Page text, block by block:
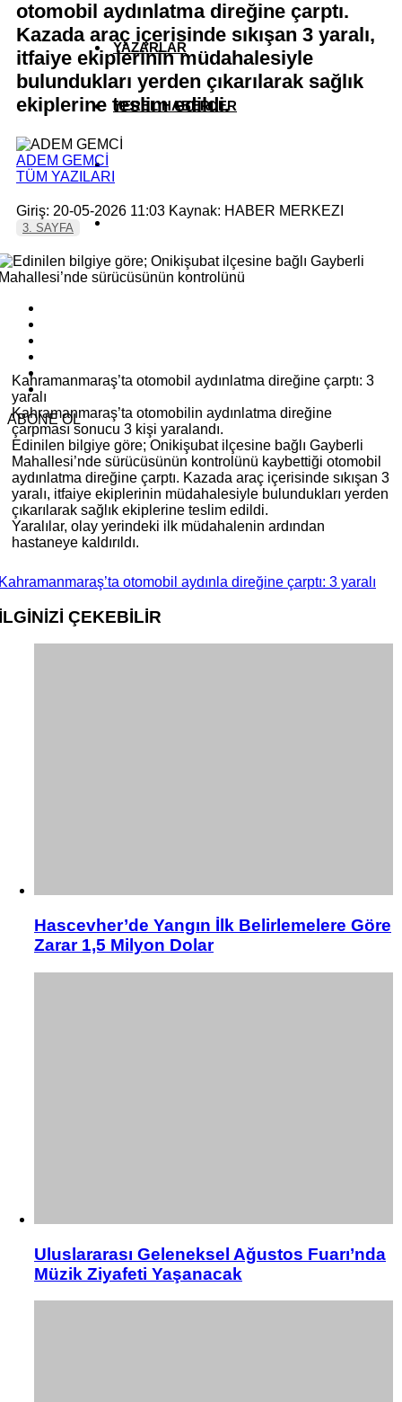
YAZARLAR
YEREL HABERLER
otomobil aydınlatma direğine çarptı.
Kazada araç içerisinde sıkışan 3 yaralı,
itfaiye ekiplerinin müdahalesiyle
bulundukları yerden çıkarılarak sağlık
ekiplerine teslim edildi.
ADEM GEMCİ
TÜM YAZILARI
Giriş: 20-05-2026 11:03 Kaynak: HABER MERKEZI
3. SAYFA
ABONE OL
Kahramanmaraş’ta otomobil aydınlatma direğine çarptı: 3
yaralı
Kahramanmaraş’ta otomobilin aydınlatma direğine
çarpması sonucu 3 kişi yaralandı.
Edinilen bilgiye göre; Onikişubat ilçesine bağlı Gayberli
Mahallesi’nde sürücüsünün kontrolünü kaybettiği otomobil
aydınlatma direğine çarptı. Kazada araç içerisinde sıkışan 3
yaralı, itfaiye ekiplerinin müdahalesiyle bulundukları yerden
çıkarılarak sağlık ekiplerine teslim edildi.
Yaralılar, olay yerindeki ilk müdahalenin ardından
hastaneye kaldırıldı.
otomobil aydınla direğine çarptı: 3 yaralı
ÇEKEBİLİR
Hascevher’de Yangın İlk Belirlemelere Göre
Zarar 1,5 Milyon Dolar
Uluslararası Geleneksel Ağustos Fuarı’nda
Müzik Ziyafeti Yaşanacak